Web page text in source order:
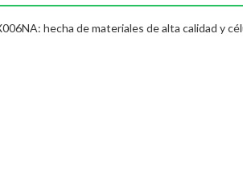
hecha de materiales de alta calidad y